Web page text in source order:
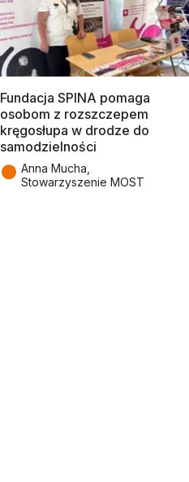
Fundacja SPINA pomaga
osobom z rozszczepem
kręgosłupa w drodze do
samodzielności
● Anna Mucha,
Stowarzyszenie MOST